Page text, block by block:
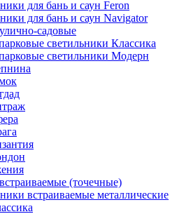
для бань и саун Feron
для бань и саун Navigator
садовые
светильники Классика
светильники Модерн
(точечные)
встраиваемые металлические